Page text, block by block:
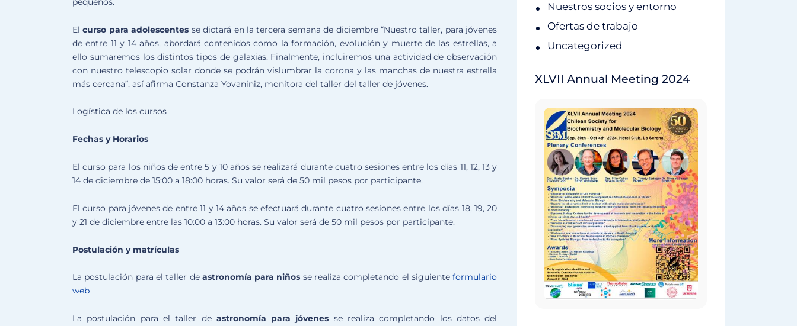
Elcurso para adolescentes se dictará en la tercera semana de diciembre “Nuestro taller, para jóvenes
de entre 11 y 14 años, abordará contenidos como la formación, evolución y muerte de las estrellas, a
ello sumaremos los distintos tipos de galaxias. Finalmente, incluiremos una actividad de observación
con nuestro telescopio solar donde se podrán vislumbrar la corona y las manchas de nuestra estrella
más cercana”, así afirma Constanza Yovaniniz, monitora del taller del taller de jóvenes.
Logística de los cursos
Fechas y Horarios
El curso para los niños de entre 5 y 10 años se realizará durante cuatro sesiones entre los días 11, 12, 13 y
14 de diciembre de 15:00 a 18:00 horas. Su valor será de 50 mil pesos por participante.
El curso para jóvenes de entre 11 y 14 años se efectuará durante cuatro sesiones entre los días 18, 19, 20
y 21 de diciembre entre las 10:00 a 13:00 horas. Su valor será de 50 mil pesos por participante.
Postulación y matrículas
La postulación para el taller de astronomía para niños se realiza completando el siguienteformulario
web
La postulación para el taller de astronomía para jóvenes se realiza completando los datos del
Nuestros socios y entorno
Ofertas de trabajo
Uncategorized
XLVII Annual Meeting 2024